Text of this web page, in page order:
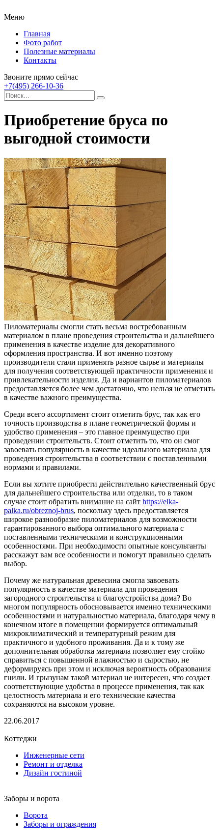
Меню
Главная
Фото работ
Полезные материалы
Контакты
Звоните прямо сейчас
+7(495) 266-10-36
Приобретение бруса по
выгодной стоимости
Пиломатериалы смогли стать весьма востребованным
материалом в плане проведения строительства и дальнейшего
применения в качестве изделие для декоративного
оформления пространства. И вот именно поэтому
производители стали применять разное сырье и материалы
для получения соответствующей практичности применения и
привлекательности изделия. Да и вариантов пиломатериалов
предоставляется более чем достаточно, что нельзя не отметить
в качестве важного преимущества.
Среди всего ассортимент стоит отметить брус, так как его
точность производства в плане геометрической формы и
удобство применения – это главное преимущество при
проведении строительств. Стоит отметить то, что он смог
завоевать популярность в качестве идеального материала для
проведения строительства в соответствии с поставленными
нормами и правилами.
Если вы хотите приобрести действительно качественный брус
для дальнейшего строительства или отделки, то в таком
случае стоит обратить внимание на сайт https://elka-
palka.ru/obreznoj-brus, поскольку здесь предоставляется
широкое разнообразие пиломатериалов для возможности
гарантированного выбора оптимального материала с
поставленными техническими и конструкционными
особенностями. При необходимости опытные консультанты
расскажут вам все особенности и помогут правильно сделать
выбор.
Почему же натуральная древесина смогла завоевать
популярность в качестве материала для проведения
загородного строительства и благоустройства дома? Во
многом популярность обосновывается именно техническими
особенностями и натуральностью материала, благодаря чему в
конечном итоге в помещении формируется оптимальный
микроклиматический и температурный режим для
практичного и удобного проживания. Да и к тому же
дополнительная обработка материала позволяет ему стойко
справиться с повышенной влажностью и сыростью, не
деформируясь при этом и исключая вероятность образования
гнили. И грызунам такой материал не интересен, что создает
соответствующие удобства в процессе применения, так как
целостность материала и его технические качества
сохраняются на высоком уровне.
22.06.2017
Коттеджи
Инженерные сети
Ремонт и отделка
Дизайн гостиной
Заборы и ворота
Ворота
Заборы и ограждения